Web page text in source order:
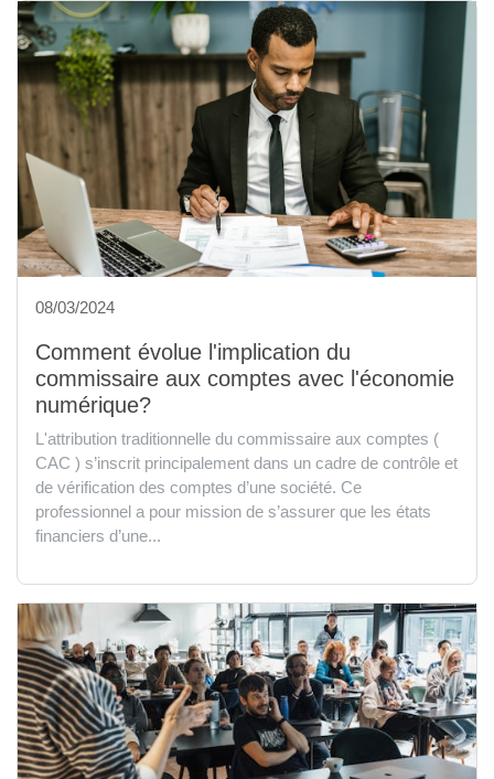
08/03/2024
Comment évolue l'implication du
commissaire aux comptes avec l'économie
numérique?
L'attribution traditionnelle du commissaire aux comptes (
CAC ) s’inscrit principalement dans un cadre de contrôle et
de vérification des comptes d’une société. Ce
professionnel a pour mission de s’assurer que les états
financiers d’une...